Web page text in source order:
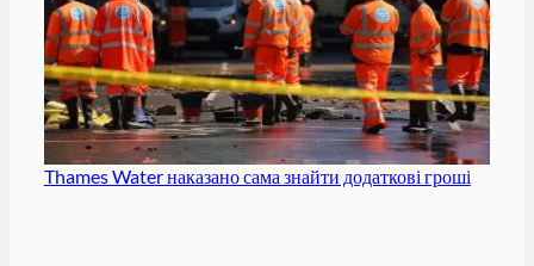
Thames Water наказано сама знайти додаткові гроші